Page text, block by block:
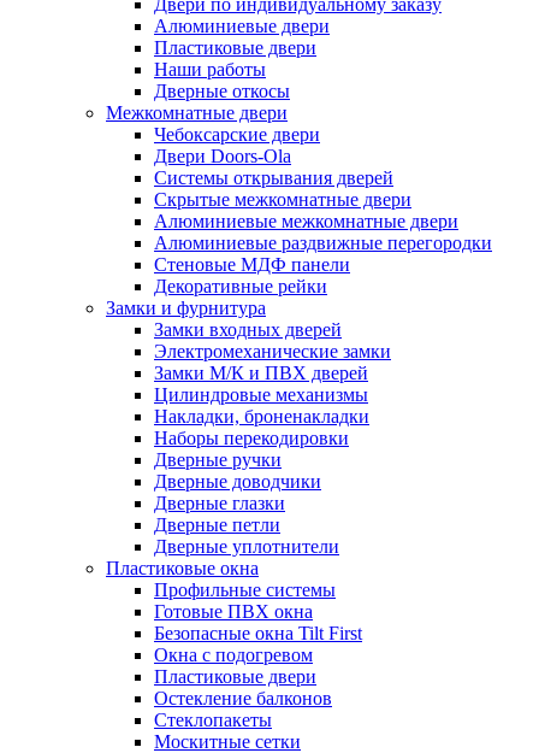
Двери по индивидуальному заказу
Алюминиевые двери
Пластиковые двери
Наши работы
Дверные откосы
Межкомнатные двери
Чебоксарские двери
Двери Doors-Ola
Системы открывания дверей
Скрытые межкомнатные двери
Алюминиевые межкомнатные двери
Алюминиевые раздвижные перегородки
Стеновые МДФ панели
Декоративные рейки
Замки и фурнитура
Замки входных дверей
Электромеханические замки
Замки М/К и ПВХ дверей
Цилиндровые механизмы
Накладки, броненакладки
Наборы перекодировки
Дверные ручки
Дверные доводчики
Дверные глазки
Дверные петли
Дверные уплотнители
Пластиковые окна
Профильные системы
Готовые ПВХ окна
Безопасные окна Tilt First
Окна с подогревом
Пластиковые двери
Остекление балконов
Стеклопакеты
Москитные сетки